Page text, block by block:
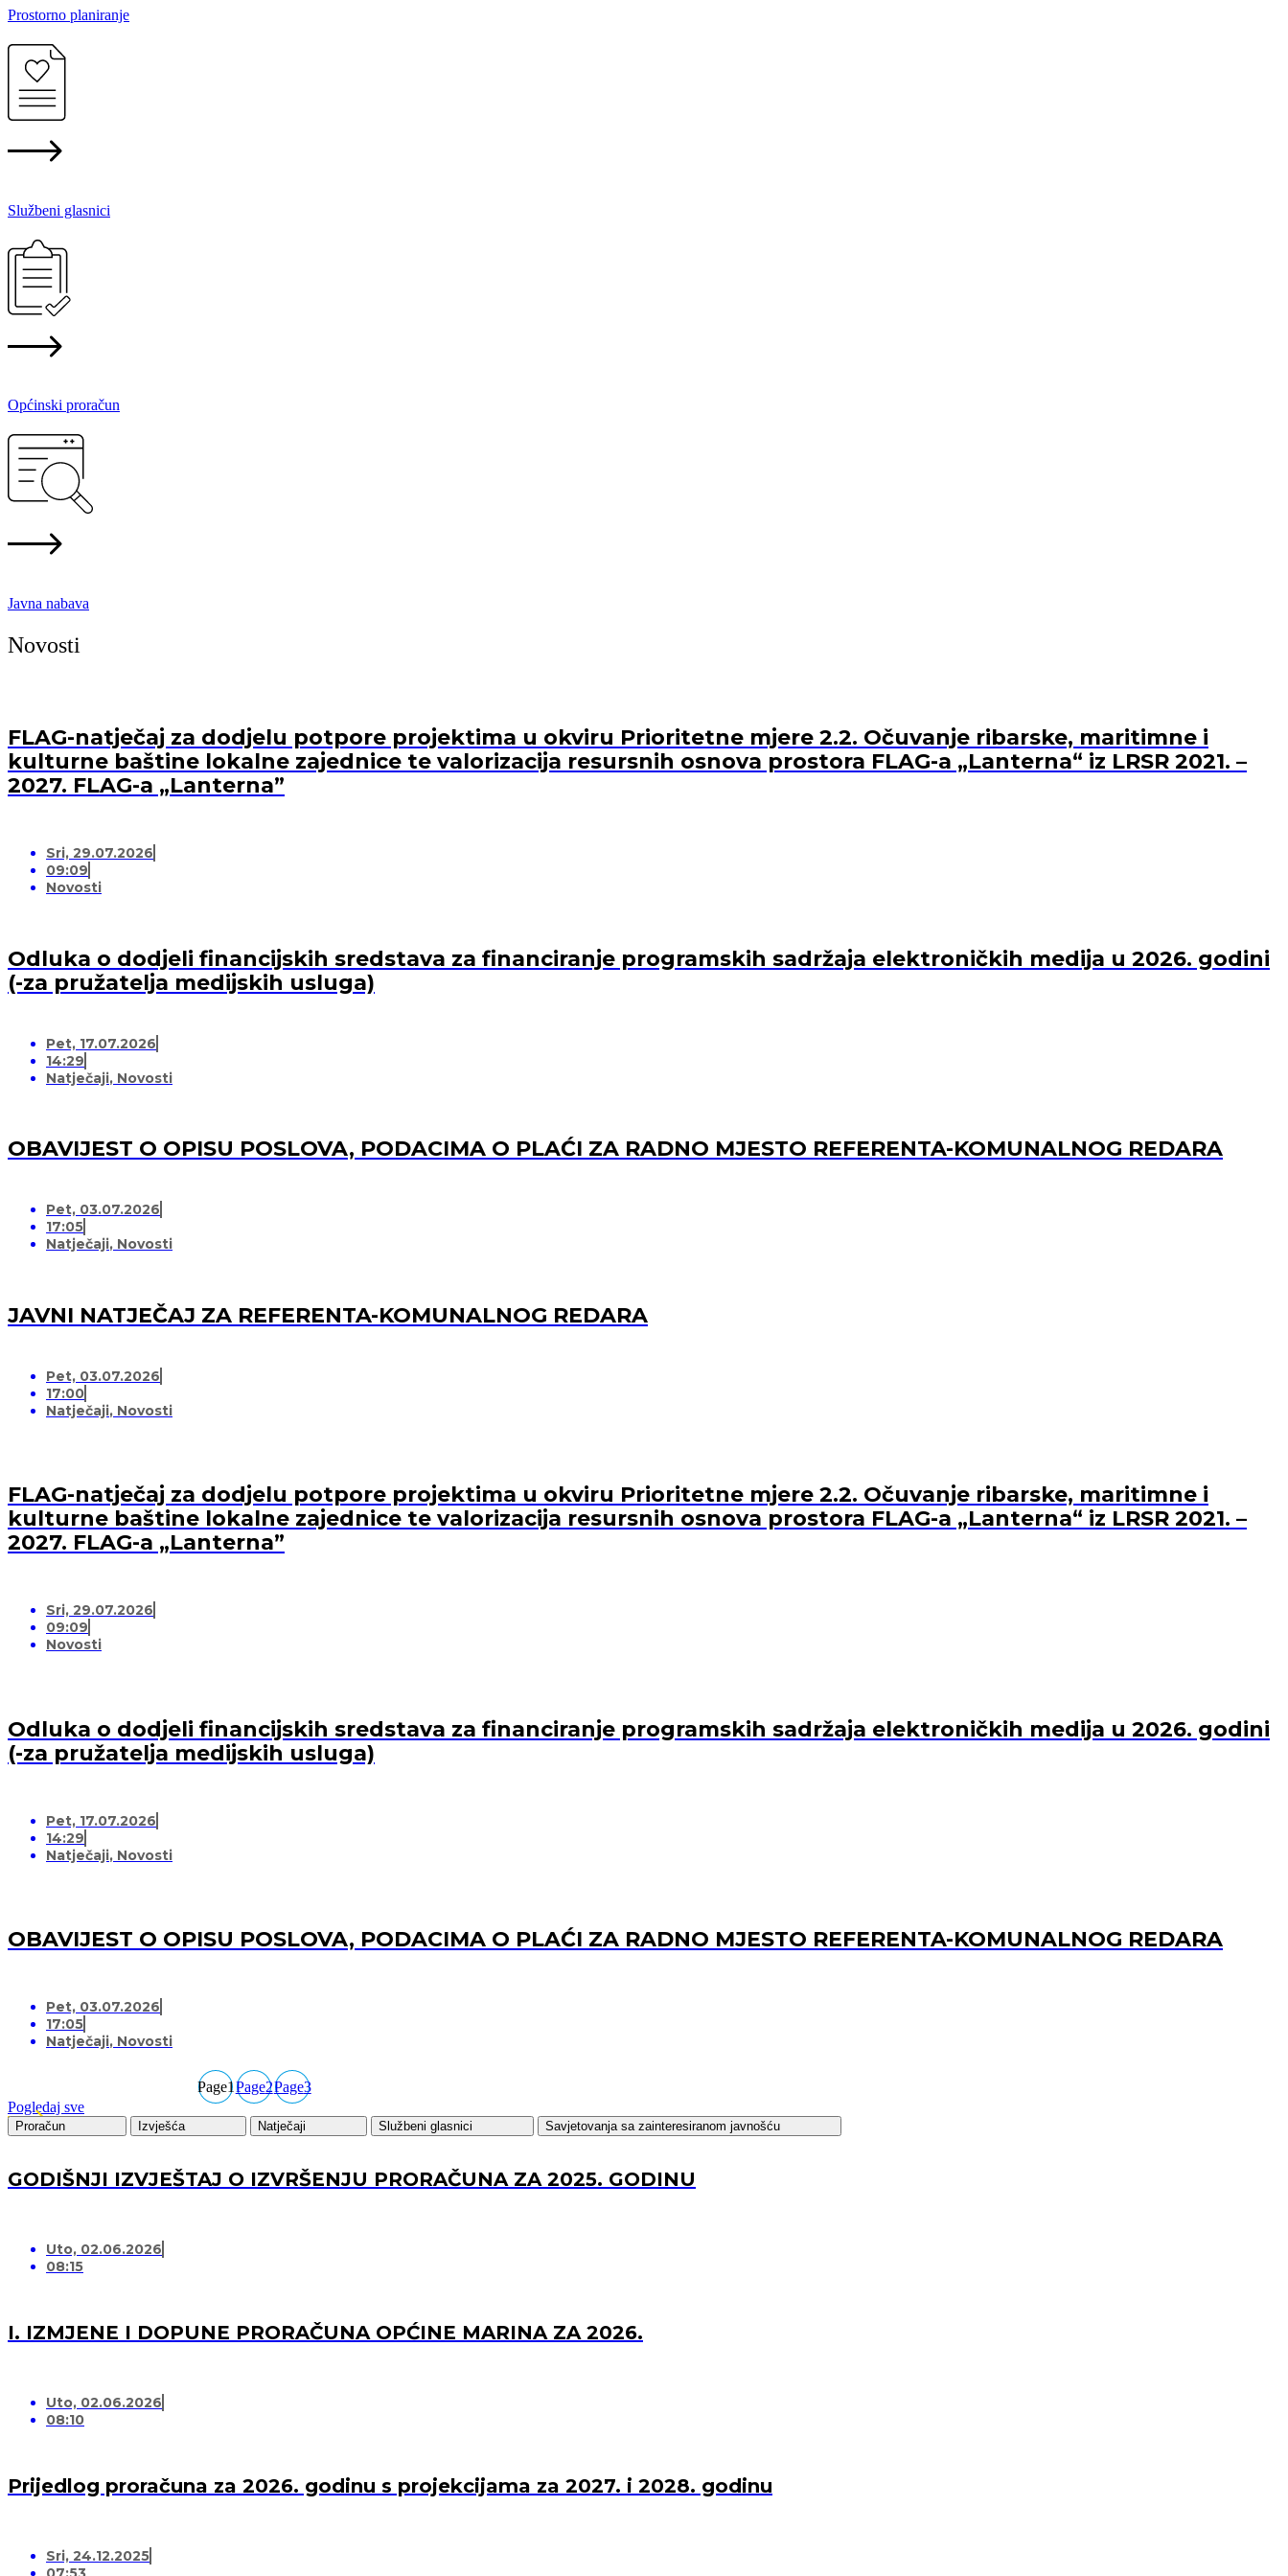
Prostorno planiranje
Službeni glasnici
Općinski proračun
Javna nabava
Novosti
FLAG-natječaj za dodjelu potpore projektima u okviru Prioritetne mjere 2.2. Očuvanje ribarske, maritimne i
kulturne baštine lokalne zajednice te valorizacija resursnih osnova prostora FLAG-a „Lanterna“ iz LRSR 2021. –
2027. FLAG-a „Lanterna”
Sri, 29.07.2026
09:09
Novosti
Odluka o dodjeli financijskih sredstava za financiranje programskih sadržaja elektroničkih medija u 2026. godini
(-za pružatelja medijskih usluga)
Pet, 17.07.2026
14:29
Natječaji, Novosti
OBAVIJEST O OPISU POSLOVA, PODACIMA O PLAĆI ZA RADNO MJESTO REFERENTA-KOMUNALNOG REDARA
Pet, 03.07.2026
17:05
Natječaji, Novosti
JAVNI NATJEČAJ ZA REFERENTA-KOMUNALNOG REDARA
Pet, 03.07.2026
17:00
Natječaji, Novosti
FLAG-natječaj za dodjelu potpore projektima u okviru Prioritetne mjere 2.2. Očuvanje ribarske, maritimne i
kulturne baštine lokalne zajednice te valorizacija resursnih osnova prostora FLAG-a „Lanterna“ iz LRSR 2021. –
2027. FLAG-a „Lanterna”
Sri, 29.07.2026
09:09
Novosti
Odluka o dodjeli financijskih sredstava za financiranje programskih sadržaja elektroničkih medija u 2026. godini
(-za pružatelja medijskih usluga)
Pet, 17.07.2026
14:29
Natječaji, Novosti
OBAVIJEST O OPISU POSLOVA, PODACIMA O PLAĆI ZA RADNO MJESTO REFERENTA-KOMUNALNOG REDARA
Pet, 03.07.2026
17:05
Natječaji, Novosti
Page1Page2Page3
Pogledaj sve
Proračun Izvješća Natječaji Službeni glasnici Savjetovanja sa zainteresiranom javnošću
GODIŠNJI IZVJEŠTAJ O IZVRŠENJU PRORAČUNA ZA 2025. GODINU
Uto, 02.06.2026
08:15
I. IZMJENE I DOPUNE PRORAČUNA OPĆINE MARINA ZA 2026.
Uto, 02.06.2026
08:10
Prijedlog proračuna za 2026. godinu s projekcijama za 2027. i 2028. godinu
Sri, 24.12.2025